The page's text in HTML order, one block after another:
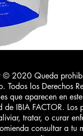
© 2020 Queda
Todos los Derechos
que aparecen en
de IBIA FACTOR.
tratar, o curar
consultar a tu